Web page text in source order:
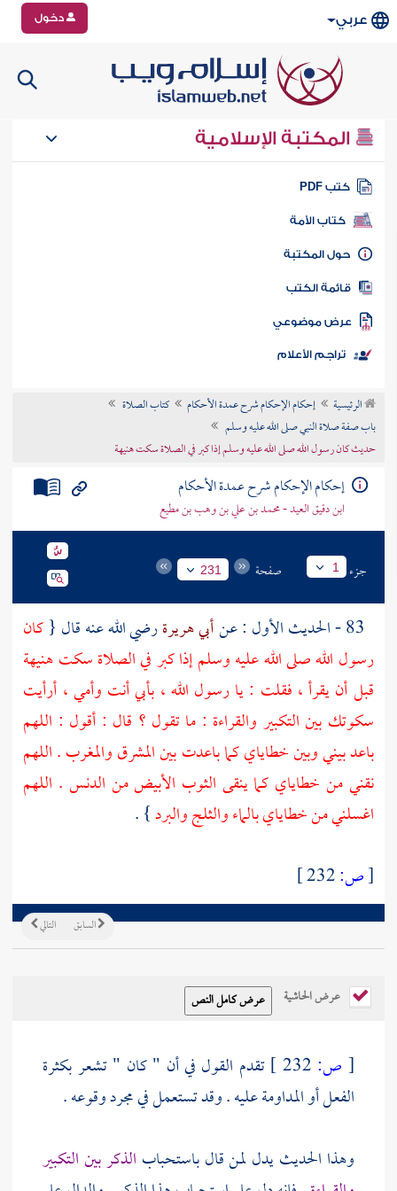
عربي دخول
المكتبة الإسلامية
كتب PDF
كتاب الأمة
المكتبة
الكتب
موضوعي
تراجم الأعلام
الرئيسية إحكام الإحكام شرح عمدة الأحكام
كتاب الصلاة
باب صفة صلاة النبي صلى الله عليه وسلم
حديث كان رسول الله صلى الله عليه وسلم إذا كبر في الصلاة سكت هنيهة
إحكام الإحكام شرح عمدة الأحكام
ابن دقيق العيد - محمد بن علي بن وهب بن مطيع
جزء 1 صفحة 231
أبي هريرةرضي الله عنه قال {كان
رسول الله صلى الله عليه وسلم إذا كبر في الصلاة سكت هنيهة
قبل أن يقرأ ، فقلت : يا رسول الله ، بأبي أنت وأمي ، أرأيت
سكوتك بين التكبير والقراءة : ما تقول ؟ قال : أقول : اللهم
باعد بيني وبين خطاياي كما باعدت بين المشرق والمغرب . اللهم
نقني من خطاياي كما ينقى الثوب الأبيض من الدنس . اللهم
اغسلني من خطاياي بالماء والثلج والبرد} .
[ص:
التالي السابق
عرض الحاشية
[ ص:
تقدم القول في أن " كان " تشعر بكثرة
الفعل أو المداومة عليه . وقد تستعمل في مجرد وقوعه .
وهذا الحديث يدل لمن قال باستحباب الذكر بين التكبير